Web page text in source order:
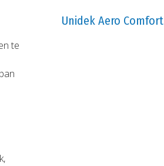
te
Unidek Aero Comfort